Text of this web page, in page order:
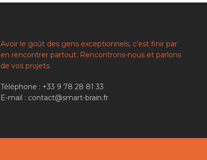
Avoir le goût des gens exceptionnels, c’est finir par
en rencontrer partout. Rencontrons-nous et parlons
de vos projets.
Téléphone : +33 9 78 28 81 33
E-mail : contact@smart-brain.fr